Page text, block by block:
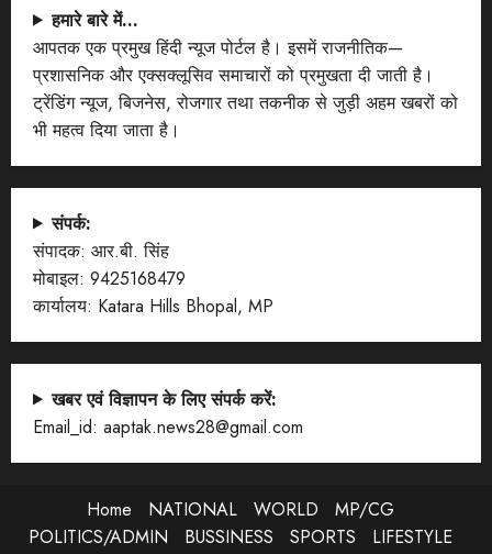
हमारे बारे में…
आपतक एक प्रमुख हिंदी न्यूज पोर्टल है। इसमें राजनीतिक—
प्रशासनिक और एक्सक्लूसिव समाचारों को प्रमुखता दी जाती है।
ट्रेंडिंग न्यूज, बिजनेस, रोजगार तथा तकनीक से जुड़ी अहम खबरों को
भी महत्व दिया जाता है।
संपर्क:
संपादक: आर.बी. सिंह
मोबाइल: 9425168479
कार्यालय: Katara Hills Bhopal, MP
खबर एवं विज्ञापन के लिए संपर्क करें:
Email_id: aaptak.news28@gmail.com
Home NATIONAL WORLD
MP/CG
POLITICS/ADMIN
BUSSINESS SPORTS
LIFESTYLE